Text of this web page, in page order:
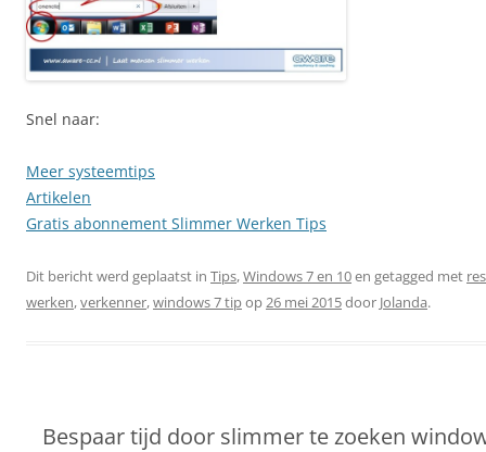
Snel naar:
Meer systeemtips
Artikelen
Gratis abonnement Slimmer Werken Tips
Dit bericht werd geplaatst in Tips,Windows 7 en 10en getagged met
werken,verkenner,windows 7 tipop 26 mei 2015door Jolanda.
Bespaar tijd door slimmer te zoeken